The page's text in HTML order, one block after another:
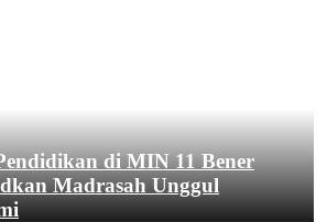
di MIN 11 Bener
Madrasah Unggul